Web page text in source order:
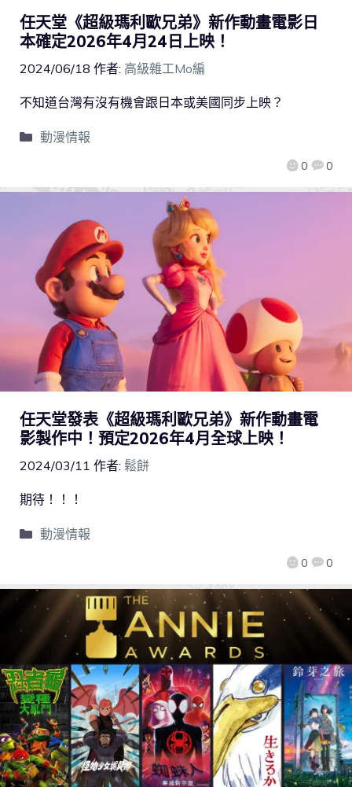
任天堂《超級瑪利歐兄弟》新作動畫電影日
本確定2026年4月24日上映！
2024/06/18 作者: 高級雜工Mo編
0 0
不知道台灣有沒有機會跟日本或美國同步上映？
動漫情報
任天堂發表《超級瑪利歐兄弟》新作動畫電
影製作中！預定2026年4月全球上映！
2024/03/11 作者: 鬆餅
0 0
期待！！！
動漫情報